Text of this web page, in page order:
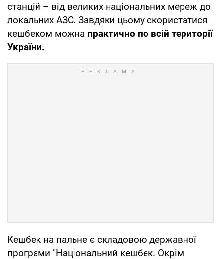
станцій – від великих національних мереж до
локальних АЗС. Завдяки цьому скористатися
кешбеком можна практично по всій території
України.
Кешбек на пальне є складовою державної
програми "Національний кешбек. Окрім